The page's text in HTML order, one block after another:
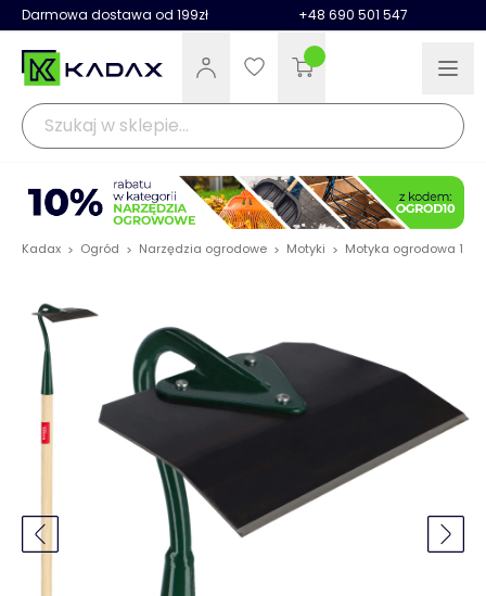
Darmowa dostawa od 199zł +48 690 501 547
Kadax > Ogród > Narzędzia ogrodowe > Motyki > Motyka ogrodowa 124